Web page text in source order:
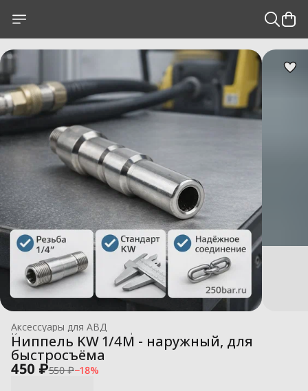
Аксессуары для АВД
Комплектующие для профессиональных моек высокого
Главная ›
Ниппель KW 1/4M - наружный, для
быстросъёма
450 ₽550 ₽−18%